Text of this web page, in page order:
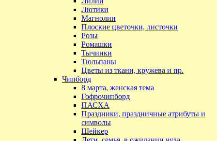
Лютики
Магнолии
Плоские цветочки, листочки
Розы
Ромашки
Тычинки
Тюльпаны
Цветы из ткани, кружева и пр.
Чипборд
8 марта, женская тема
Гофрочипборд
ПАСХА
Праздники, праздничные атрибуты и
символы
Шейкер